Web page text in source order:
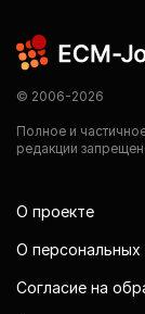
© 2006-2026
Полное и
редакции
О проекте
О персональных
Согласие на